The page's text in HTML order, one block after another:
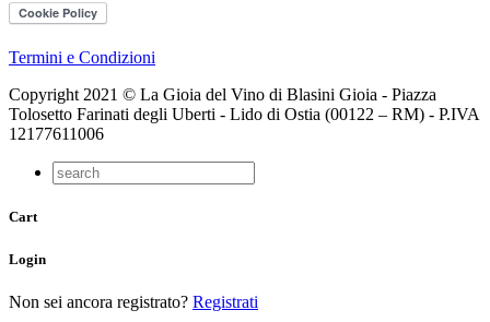
Termini e Condizioni
Copyright 2021 © La Gioia del Vino di Blasini Gioia - Piazza
Tolosetto Farinati degli Uberti - Lido di Ostia (00122 – RM) - P.IVA
12177611006
Cart
Login
Non sei ancora registrato? Registrati